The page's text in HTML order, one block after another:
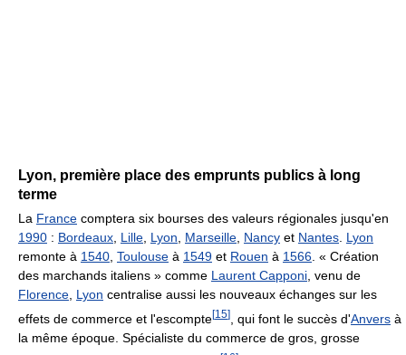
Lyon, première place des emprunts publics à long
terme
La France comptera six bourses des valeurs régionales jusqu'en
1990 : Bordeaux Lille Lyon Marseille Nancy et Nantes Lyon
remonte à 1540 Toulouse à 1549 et Rouen à 1566 . « Création
des marchands italiens » comme Laurent Capponi , venu de
Florence Lyon centralise aussi les nouveaux échanges sur les
effets de commerce et l'escompte[15] , qui font le succès d'Anvers à
la même époque. Spécialiste du commerce de gros, grosse